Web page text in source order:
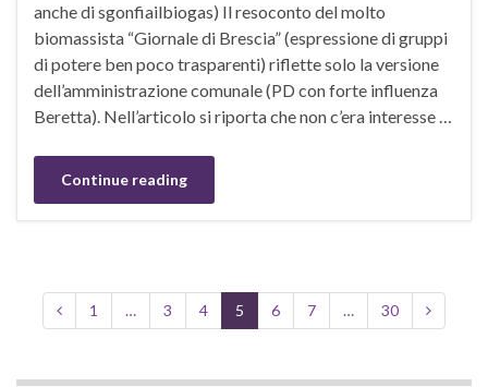
anche di sgonfiailbiogas) Il resoconto del molto
biomassista “Giornale di Brescia” (espressione di gruppi
di potere ben poco trasparenti) riflette solo la versione
dell’amministrazione comunale (PD con forte influenza
Beretta). Nell’articolo si riporta che non c’era interesse …
Continue reading
1 … 3 4 5 6 7 … 30